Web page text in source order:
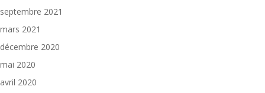
septembre 2021
mars 2021
décembre 2020
mai 2020
avril 2020